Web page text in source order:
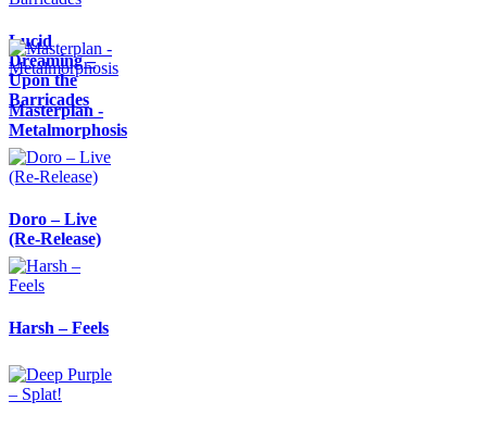
Lucid
Dreaming –
Upon the
Barricades
Masterplan -
Metalmorphosis
Doro – Live
(Re-Release)
Harsh – Feels